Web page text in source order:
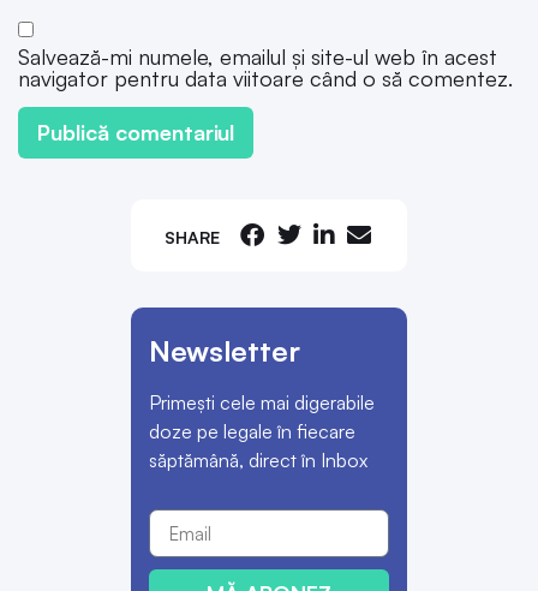
SHARE
Newsletter
Primești cele mai digerabile
doze pe legale în fiecare
săptămână, direct în Inbox
Salvează-mi numele, emailul și site-ul web în acest
navigator pentru data viitoare când o să comentez.